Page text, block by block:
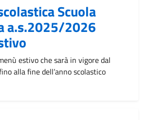
Scuola
a.s.2025/2026
estivo che sarà in vigore dal
alla fine dell’anno scolastico